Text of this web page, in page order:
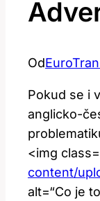
Od
Pokud se i
anglicko-
<img
content/
alt=“Co je